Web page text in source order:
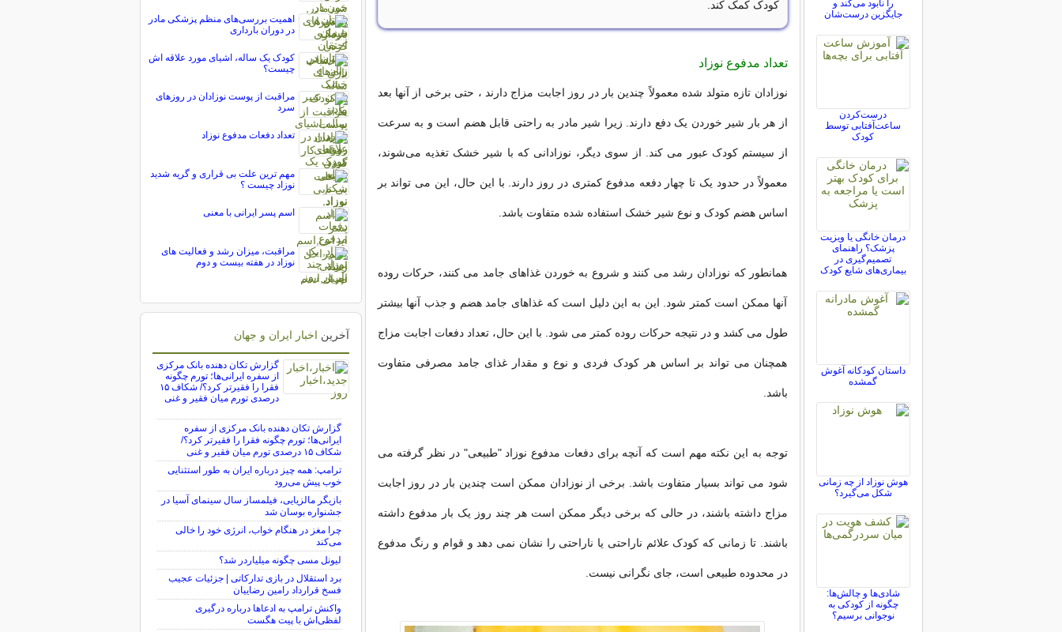
کودک کمک کند.
تعداد مدفوع نوزاد
نوزادان تازه متولد شده معمولاً چندین بار در روز اجابت مزاج دارند ، حتی برخی از آنها بعد
از هر بار شیر خوردن یک دفع دارند. زیرا شیر مادر به راحتی قابل هضم است و به سرعت
از سیستم کودک عبور می کند. از سوی دیگر، نوزادانی که با شیر خشک تغذیه می‌شوند،
معمولاً در حدود یک تا چهار دفعه مدفوع کمتری در روز دارند. با این حال، این می تواند بر
اساس هضم کودک و نوع شیر خشک استفاده شده متفاوت باشد.
همانطور که نوزادان رشد می کنند و شروع به خوردن غذاهای جامد می کنند، حرکات روده
آنها ممکن است کمتر شود. این به این دلیل است که غذاهای جامد هضم و جذب آنها بیشتر
طول می کشد و در نتیجه حرکات روده کمتر می شود. با این حال، تعداد دفعات اجابت مزاج
همچنان می تواند بر اساس هر کودک فردی و نوع و مقدار غذای جامد مصرفی متفاوت
باشد.
توجه به این نکته مهم است که آنچه برای دفعات مدفوع نوزاد "طبیعی" در نظر گرفته می
شود می تواند بسیار متفاوت باشد. برخی از نوزادان ممکن است چندین بار در روز اجابت
مزاج داشته باشند، در حالی که برخی دیگر ممکن است هر چند روز یک بار مدفوع داشته
باشند. تا زمانی که کودک علائم ناراحتی یا ناراحتی را نشان نمی دهد و قوام و رنگ مدفوع
در محدوده طبیعی است، جای نگرانی نیست.
را نابود می‌کند و
جایگزین درست‌شان
درست‌کردن
ساعت‌آفتابی توسط
کودک
درمان خانگی یا ویزیت
پزشک؟ راهنمای
تصمیم‌گیری در
بیماری‌های شایع کودک
داستان کودکانه آغوش
گمشده
هوش نوزاد از چه زمانی
شکل می‌گیرد؟
شادی‌ها و چالش‌ها:
چگونه از کودکی به
نوجوانی برسیم؟
اهمیت بررسی‌های منظم پزشکی مادر
در دوران بارداری
کودک یک ساله، اشیای مورد علاقه اش
چیست؟
مراقبت از پوست نوزادان در روزهای
سرد
تعداد دفعات مدفوع نوزاد
مهم ترین علت بی قراری و گریه شدید
نوزاد چیست ؟
اسم پسر ایرانی با معنی
مراقبت، میزان رشد و فعالیت های
نوزاد در هفته بیست و دوم
آخرین اخبار ایران و جهان
گزارش تکان‌ دهنده بانک مرکزی
از سفره ایرانی‌ها؛ تورم چگونه
فقرا را فقیرتر کرد؟/ شکاف ۱۵
درصدی تورم میان فقیر و غنی
گزارش تکان‌ دهنده بانک مرکزی از سفره
ایرانی‌ها؛ تورم چگونه فقرا را فقیرتر کرد؟/
شکاف ۱۵ درصدی تورم میان فقیر و غنی
ترامپ: همه چیز درباره ایران به طور استثنایی
خوب پیش می‌رود
بازیگر مالزیایی، فیلمساز سال سینمای آسیا در
جشنواره بوسان شد
چرا مغز در هنگام خواب، انرژی خود را خالی
می‌کند
لیونل مسی چگونه میلیاردر شد؟
برد استقلال در بازی تدارکاتی | جزئیات عجیب
فسخ قرارداد رامین رضاییان
واکنش ترامپ به ادعاها درباره درگیری
لفظی‌اش با پیت هگست